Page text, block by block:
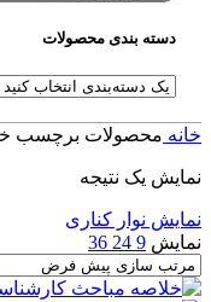
دسته بندی محصولات
خانه محصولات برچسب
نمایش یک نتیجه
نمایش نوار کناری
نمایش 9
24
36